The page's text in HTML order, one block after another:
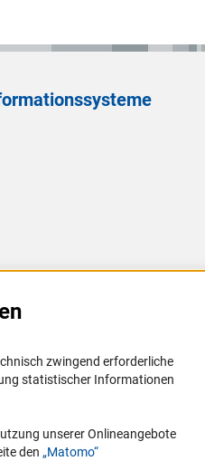
zwingend erforderliche
statistischer Informationen
unserer Onlineangebote
den „Matomo“